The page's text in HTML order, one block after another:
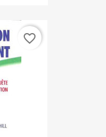
favorite_border